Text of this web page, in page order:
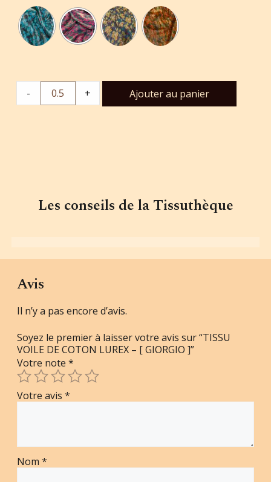
- + Ajouter au panier
Les conseils de la Tissuthèque
Avis
Il n’y a pas encore d’avis.
Soyez le premier à laisser votre avis sur “TISSU
VOILE DE COTON LUREX – [ GIORGIO ]”
Votre note *
Votre avis *
Nom *